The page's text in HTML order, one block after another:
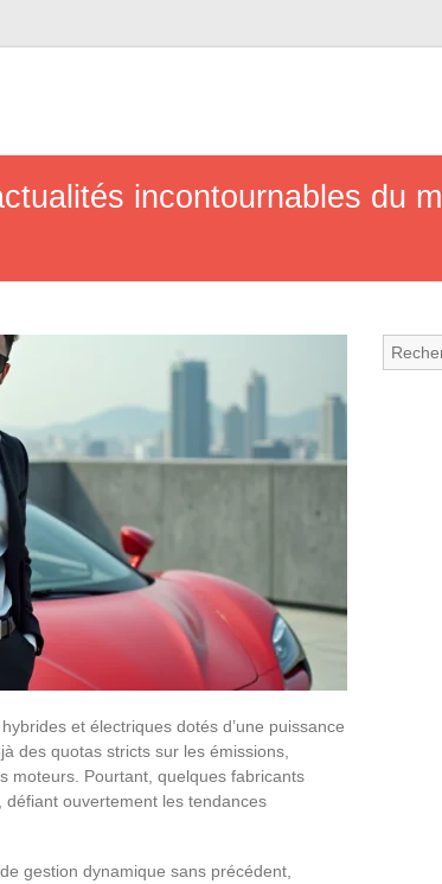
incontournables du
et électriques dotés d’une puissance
des quotas stricts sur les émissions,
moteurs. Pourtant, quelques fabricants
ouvertement les tendances
gestion dynamique sans précédent,